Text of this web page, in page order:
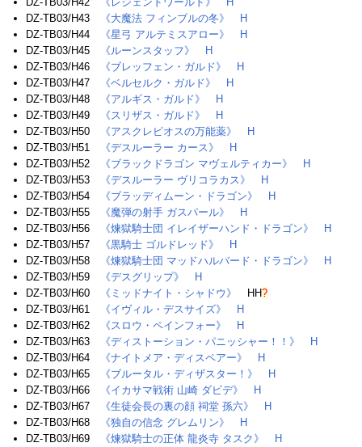
DZ-TB03/H43
《大魔法 フィンブルの冬》
H
DZ-TB03/H44
《星弓 アルテミスアロー》
H
DZ-TB03/H45
《ルーンスタッフ》
H
DZ-TB03/H46
《ブレッフェン・ガルド》
H
DZ-TB03/H47
《ベルセルク・ガルド》
H
DZ-TB03/H48
《アルギス・ガルド》
H
DZ-TB03/H49
《スリザス・ガルド》
H
DZ-TB03/H50
《アスクレピオスの万能薬》
H
DZ-TB03/H51
《デスルーラー カース》
H
DZ-TB03/H52
《ブラックドラゴン マヴェルティカー》
H
DZ-TB03/H53
《デスルーラー ヴリコラカス》
H
DZ-TB03/H54
《ブラッディムーン・ドラゴン》
H
DZ-TB03/H55
《魔弾の射手 ガスパール》
H
DZ-TB03/H56
《煉獄騎士団 イレイザーハンド・ドラゴン》
H
DZ-TB03/H57
《黒騎士 ゴルドレッド》
H
DZ-TB03/H58
《煉獄騎士団 マッドハルバード・ドラゴン》
H
DZ-TB03/H59
《デスグリップ》
H
DZ-TB03/H60
《ミッドナイト・シャドウ》 HH?
DZ-TB03/H61
《イヴィル・デスサイズ》
H
DZ-TB03/H62
《スロウ・ペインフォー》
H
DZ-TB03/H63
《ディストーション・パニッシャー！！》
H
DZ-TB03/H64
《ナイトメア・ディスペアー》
H
DZ-TB03/H65
《ブルータル・ディザスター！》
H
DZ-TB03/H66
《イカサマ戦術 山崎 ダビデ》
H
DZ-TB03/H67
《生徒会長の裏の顔 祠堂 孫六》
H
DZ-TB03/H68
《独自の信念 グレムリン》
H
DZ-TB03/H69
《煉獄騎士の正体 龍炎寺 タスク》
H